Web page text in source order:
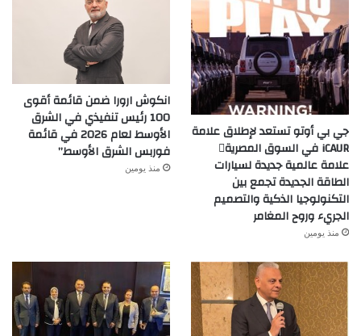
جي بي أوتو تستعد لإطلاق علامة
iCAUR في السوق المصرية
علامة عالمية جديدة لسيارات
الطاقة الجديدة تجمع بين
التكنولوجيا الذكية والتصميم
الجريء وروح المغامر
منذ يومين
انكوش ارورا ضمن قائمة أقوى
100 رئيس تنفيذي في الشرق
الأوسط لعام 2026 في قائمة
فوربس الشرق الأوسط”
منذ يومين